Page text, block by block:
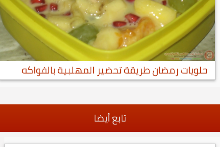
حلويات رمضان طريقة تحضير المهلبية بالفواكه
تابع أيضا